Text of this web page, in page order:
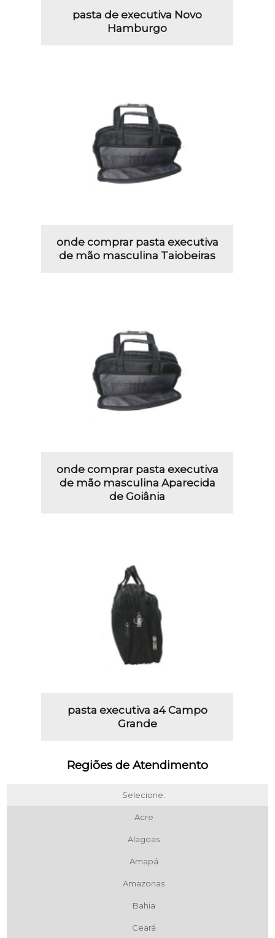
pasta de executiva Novo
Hamburgo
onde comprar pasta executiva
de mão masculina Taiobeiras
onde comprar pasta executiva
de mão masculina Aparecida
de Goiânia
pasta executiva a4 Campo
Grande
Regiões de Atendimento
Selecione:
Acre
Alagoas
Amapá
Amazonas
Bahia
Ceará